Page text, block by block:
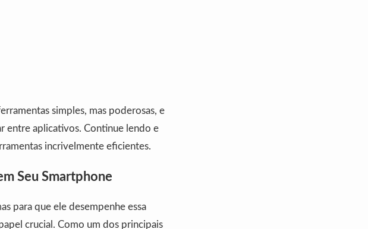
simples, mas poderosas, e
entre aplicativos. Continue lendo e
incrivelmente eficientes.
Seu Smartphone
para que ele desempenhe essa
crucial. Como um dos principais